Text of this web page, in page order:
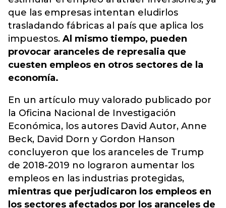
que las empresas intentan eludirlos
trasladando fábricas al país que aplica los
impuestos. Al mismo tiempo, pueden
provocar aranceles de represalia que
cuesten empleos en otros sectores de la
economía.
En un artículo muy valorado publicado por
la Oficina Nacional de Investigación
Económica, los autores David Autor, Anne
Beck, David Dorn y Gordon Hanson
concluyeron que los aranceles de Trump
de 2018-2019 no lograron aumentar los
empleos en las industrias protegidas,
mientras que perjudicaron los empleos en
los sectores afectados por los aranceles de